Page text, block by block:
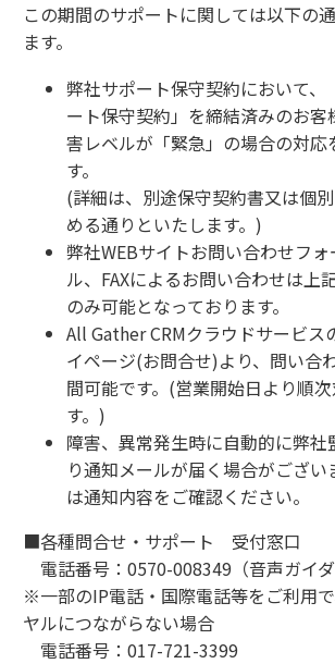
この期間のサポートに関しては以下の
ます。
弊社サポート保守契約において、
ート保守契約」を締結済みのお客
害レベルが「緊急」の場合の対応
す。
(詳細は、別途保守契約書又は個
める通りといたします。)
弊社WEBサイトお問い合わせフ
ル、FAXによるお問い合わせは上
のみ可能となっております。
All Gather CRMクラウドサービス
イページ(お問合せ)より、問い合
間可能です。(営業開始日より順
す。)
障害、異常発生時に自動的に弊社
り通知メールが届く場合がござい
は通知内容をご確認ください。
■各種問合せ・サポート 受付窓口
電話番号：0570-008349（音声ガイダ
※一部のIP電話・国際電話等をご利用
ヤルにつながらない場合
電話番号：017-721-3399